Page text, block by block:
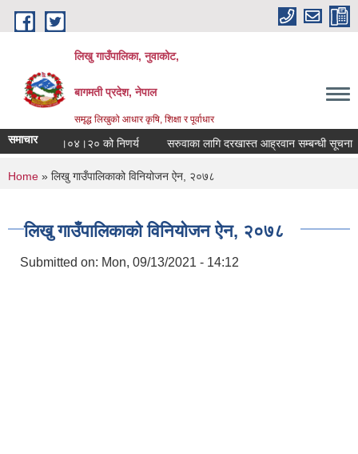
Skip to main content
लिखु गाउँपालिका, नुवाकोट,
बागमती प्रदेश, नेपाल
समृद्ध लिखुको आधार कृषि, शिक्षा र पूर्वाधार
समाचार
मिति २०८३।०४।२० को निणर्य सरुवाका लागि दरखास्त आह्रवान सम्बन्धी सूचना ।
You are here
Home » लिखु गाउँपालिकाको विनियोजन ऐन, २०७८
लिखु गाउँपालिकाको विनियोजन ऐन, २०७८
Submitted on: Mon, 09/13/2021 - 14:12